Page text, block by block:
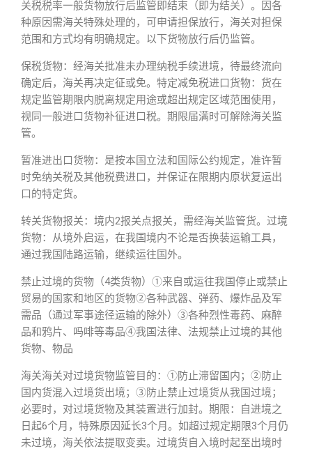
关税税率一般货物放行后监管即结束（即为结关）。因各
种原因需海关特殊处理的，可申请担保放行，海关对担保
范围和方式均有明确规定。以下货物放行后仍监管。
保税货物：经海关批准未办理纳税手续进境，待最终流向
确定后，海关再决定征或免。特定减免税进口货物：货在
规定监管期限内脱离规定用途或超出规定区域范围使用，
视同一般进口货物补征进口税。期限届满时可解除海关监
管。
暂准进出口货物：是按本国立法和国际公约规定，准许暂
时免纳关税及其他税费进口，并保证在限期内原状复运出
口的特定货。
转关货物报关：境内2报关点报关，需经海关监管货。过境
货物：从境外启运，在我国境内不论是否换装运输工具，
通过我国陆路运输，继续运往国外。
禁止过境的货物（4类货物）①来自或运往我国停止或禁止
贸易的国家和地区的货物②各种武器、弹药、爆炸品及军
需品（通过军事途径运输的除外）③各种烈性毒药、麻醉
品和鸦片、吗啡等毒品④我国法律、法规禁止过境的其他
货物、物品
海关海关对过境货物监管目的：①防止滞留国内；②防止
国内货混入过境货出境；③防止禁止过境货从我国过境；
必要时，对过境货物及其装置进行加封。期限：自进境之
日起6个月，特殊原因延长3个月。如超过规定期限3个月仍
未过境，海关依法提取变卖。过境货自入境时起至出境时